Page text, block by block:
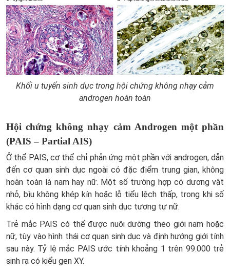
Khối u tuyến sinh dục trong hội chứng không nhạy cảm
androgen hoàn toàn
Hội chứng không nhạy cảm Androgen một phần
(PAIS – Partial AIS)
Ở thể PAIS, cơ thể chỉ phản ứng một phần với androgen, dẫn
đến cơ quan sinh dục ngoài có đặc điểm trung gian, không
hoàn toàn là nam hay nữ. Một số trường hợp có dương vật
nhỏ, bìu không khép kín hoặc lỗ tiểu lệch thấp, trong khi số
khác có hình dạng cơ quan sinh dục tương tự nữ.
Trẻ mắc PAIS có thể được nuôi dưỡng theo giới nam hoặc
nữ, tùy vào hình thái cơ quan sinh dục và định hướng giới tính
sau này. Tỷ lệ mắc PAIS ước tính khoảng 1 trên 99.000 trẻ
sinh ra có kiểu gen XY.